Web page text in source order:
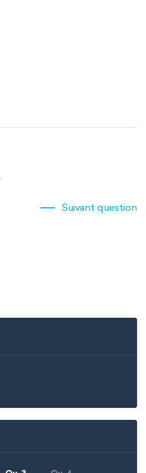
Suivant question